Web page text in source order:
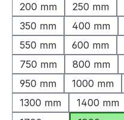
200 mm 250 mm
350 mm
400 mm
550 mm
600 mm
750 mm
800 mm
950 mm
1000 mm
1300 mm
1400 mm